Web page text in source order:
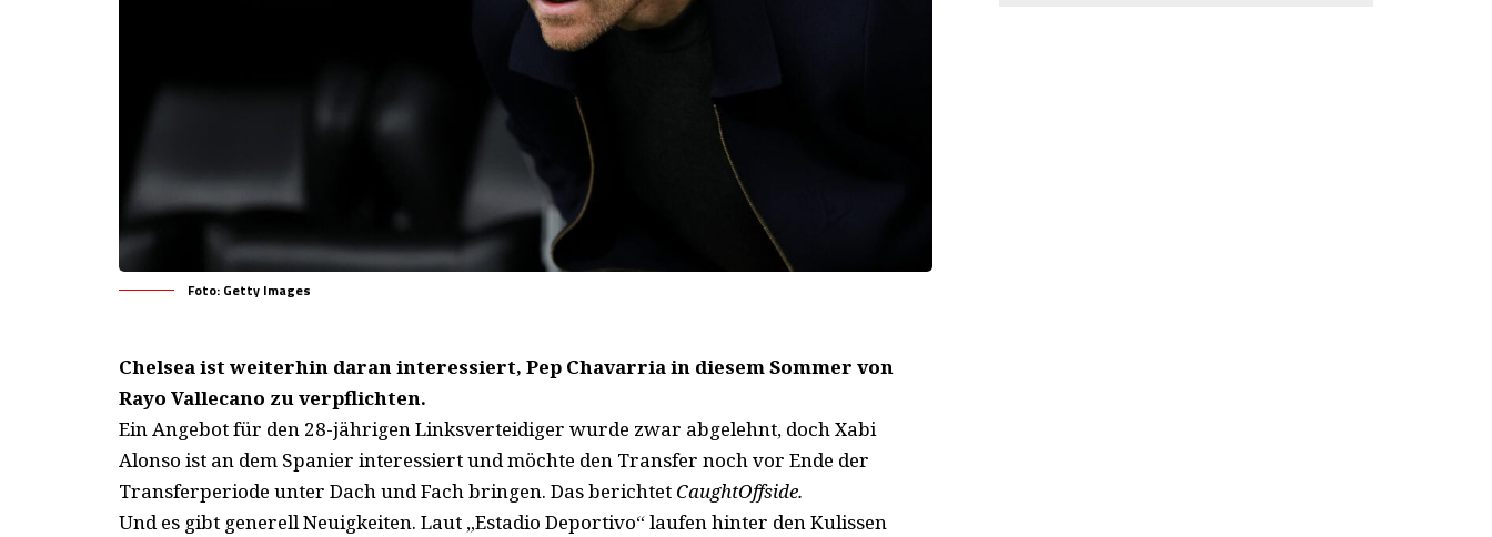
Foto: Getty Images
Chelsea ist weiterhin daran interessiert, Pep Chavarria in diesem Sommer von
Rayo Vallecano zu verpflichten.
Ein Angebot für den 28-jährigen Linksverteidiger wurde zwar abgelehnt, doch Xabi
Alonso ist an dem Spanier interessiert und möchte den Transfer noch vor Ende der
Transferperiode unter Dach und Fach bringen. Das berichtet CaughtOffside.
Und es gibt generell Neuigkeiten. Laut „Estadio Deportivo“ laufen hinter den Kulissen